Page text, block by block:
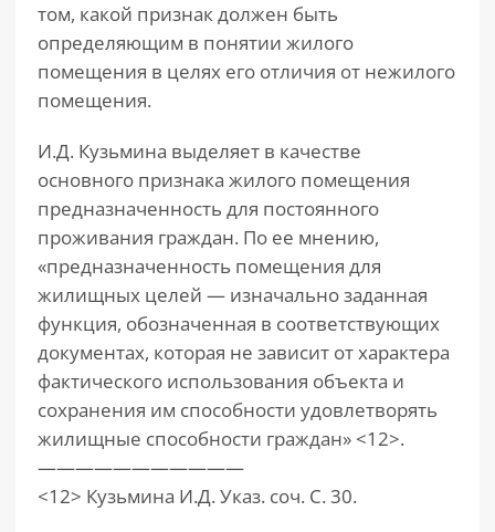
том, какой признак должен быть
определяющим в понятии жилого
помещения в целях его отличия от нежилого
помещения.
И.Д. Кузьмина выделяет в качестве
основного признака жилого помещения
предназначенность для постоянного
проживания граждан. По ее мнению,
«предназначенность помещения для
жилищных целей — изначально заданная
функция, обозначенная в соответствующих
документах, которая не зависит от характера
фактического использования объекта и
сохранения им способности удовлетворять
жилищные способности граждан» <12>.
———————————
<12> Кузьмина И.Д. Указ. соч. С. 30.